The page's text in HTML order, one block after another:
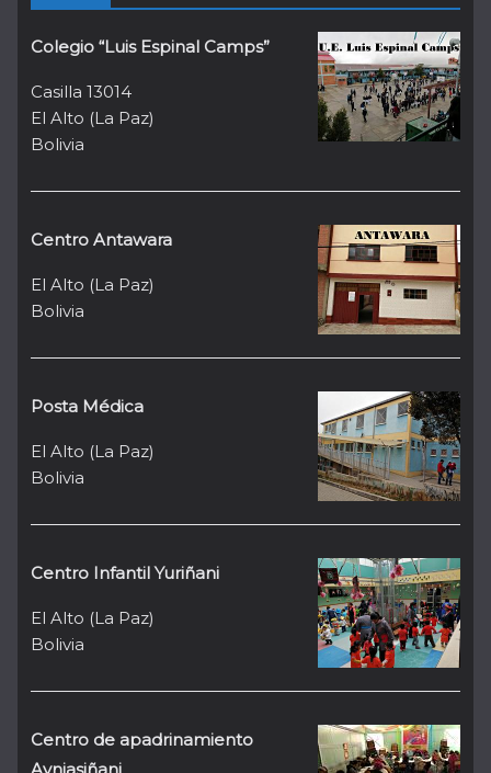
Colegio “Luis Espinal Camps”
Casilla 13014
El Alto (La Paz)
Bolivia
Centro Antawara
El Alto (La Paz)
Bolivia
Posta Médica
El Alto (La Paz)
Bolivia
Centro Infantil Yuriñani
El Alto (La Paz)
Bolivia
Centro de apadrinamiento
Aynjasiñani